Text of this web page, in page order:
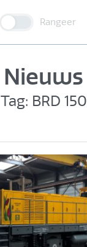
Rangeer
Nieuws
Tag: BRD 150